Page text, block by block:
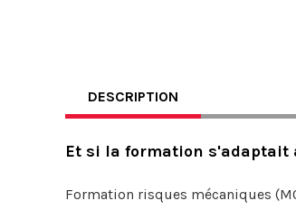
DESCRIPTION
Et si la formation s'adaptait
Formation risques mécaniques